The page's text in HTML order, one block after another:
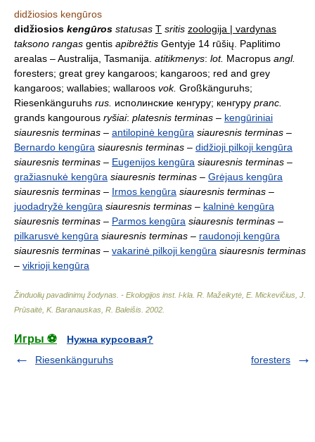
didžiosios kengūros
didžiosios kengūros statusas T sritis zoologija | vardynas
taksono rangas gentis apibrėžtis Gentyje 14 rūšių. Paplitimo
arealas – Australija, Tasmanija. atitikmenys: lot. Macropus angl.
foresters; great grey kangaroos; kangaroos; red and grey
kangaroos; wallabies; wallaroos vok. Großkänguruhs;
Riesenkänguruhs rus. исполинские кенгуру; кенгуру pranc.
grands kangourous ryšiai: platesnis terminas – kengūriniai
siauresnis terminas – antilopinė kengūra siauresnis terminas –
Bernardo kengūra siauresnis terminas – didžioji pilkoji kengūra
siauresnis terminas – Eugenijos kengūra siauresnis terminas –
gražiasnukė kengūra siauresnis terminas – Grėjaus kengūra
siauresnis terminas – Irmos kengūra siauresnis terminas –
juodadryžė kengūra siauresnis terminas – kalninė kengūra
siauresnis terminas – Parmos kengūra siauresnis terminas –
pilkarusvė kengūra siauresnis terminas – raudonoji kengūra
siauresnis terminas – vakarinė pilkoji kengūra siauresnis terminas
– vikrioji kengūra
Žinduolių pavadinimų žodynas. - Ekologijos inst. l-kla R. Mažeikytė, E. Mickevičius, J.
Prūsaitė, K. Baranauskas, R. Baleišis 2002
Игры ⚽
Нужна курсовая?
Riesenkänguruhs
foresters